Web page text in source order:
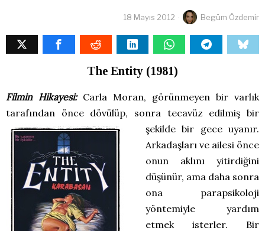
18 Mayıs 2012 Begüm Özdemir
The Entity (1981)
Filmin Hikayesi:Carla Moran, görünmeyen bir varlık
tarafından önce dövülüp, sonra tecavüz edilmiş bir
şekilde bir gece uyanır.
Arkadaşları ve ailesi önce
onun aklını yitirdiğini
düşünür, ama daha sonra
ona parapsikoloji
yöntemiyle yardım
etmek isterler. Bir